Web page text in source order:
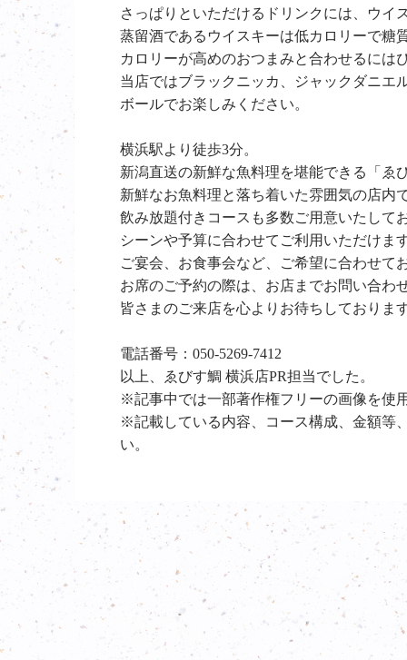
さっぱりといただけるドリンクには、ウイ
蒸留酒であるウイスキーは低カロリーで糖
カロリーが高めのおつまみと合わせるには
当店ではブラックニッカ、ジャックダニエ
ボールでお楽しみください。
横浜駅より徒歩3分。
新潟直送の新鮮な魚料理を堪能できる「ゑ
新鮮なお魚料理と落ち着いた雰囲気の店内
飲み放題付きコースも多数ご用意いたして
シーンや予算に合わせてご利用いただけま
ご宴会、お食事会など、ご希望に合わせて
お席のご予約の際は、お店までお問い合わ
皆さまのご来店を心よりお待ちしておりま
電話番号： 050-5269-7412
以上、ゑびす鯛 横浜店PR担当でした。
※記事中では一部著作権フリーの画像を使
※記載している内容、コース構成、金額等
い。